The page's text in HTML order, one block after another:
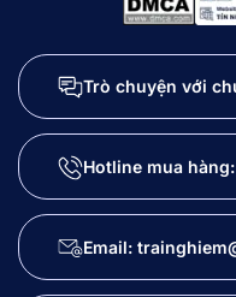
Trò chuyện với
Hotline mua hàng:
Email: